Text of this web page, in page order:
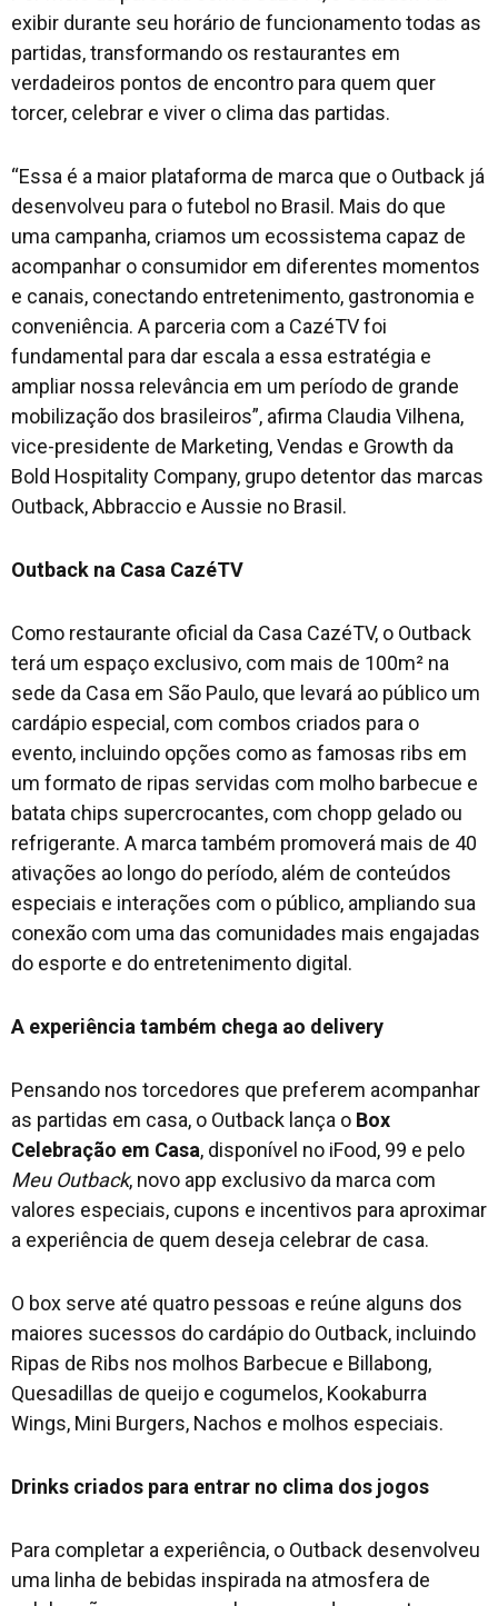
exibir durante seu horário de funcionamento todas as
partidas, transformando os restaurantes em
verdadeiros pontos de encontro para quem quer
torcer, celebrar e viver o clima das partidas.
“Essa é a maior plataforma de marca que o Outback já
desenvolveu para o futebol no Brasil. Mais do que
uma campanha, criamos um ecossistema capaz de
acompanhar o consumidor em diferentes momentos
e canais, conectando entretenimento, gastronomia e
conveniência. A parceria com a CazéTV foi
fundamental para dar escala a essa estratégia e
ampliar nossa relevância em um período de grande
mobilização dos brasileiros”, afirma Claudia Vilhena,
vice-presidente de Marketing, Vendas e Growth da
Bold Hospitality Company, grupo detentor das marcas
Outback, Abbraccio e Aussie no Brasil.
Outback na Casa CazéTV
Como restaurante oficial da Casa CazéTV, o Outback
terá um espaço exclusivo, com mais de 100m² na
sede da Casa em São Paulo, que levará ao público um
cardápio especial, com combos criados para o
evento, incluindo opções como as famosas ribs em
um formato de ripas servidas com molho barbecue e
batata chips supercrocantes, com chopp gelado ou
refrigerante. A marca também promoverá mais de 40
ativações ao longo do período, além de conteúdos
especiais e interações com o público, ampliando sua
conexão com uma das comunidades mais engajadas
do esporte e do entretenimento digital.
A experiência também chega ao delivery
Pensando nos torcedores que preferem acompanhar
as partidas em casa, o Outback lança o Box
Celebração em Casa, disponível no iFood, 99 e pelo
Meu Outback, novo app exclusivo da marca com
valores especiais, cupons e incentivos para aproximar
a experiência de quem deseja celebrar de casa.
O box serve até quatro pessoas e reúne alguns dos
maiores sucessos do cardápio do Outback, incluindo
Ripas de Ribs nos molhos Barbecue e Billabong,
Quesadillas de queijo e cogumelos, Kookaburra
Wings, Mini Burgers, Nachos e molhos especiais.
Drinks criados para entrar no clima dos jogos
Para completar a experiência, o Outback desenvolveu
uma linha de bebidas inspirada na atmosfera de